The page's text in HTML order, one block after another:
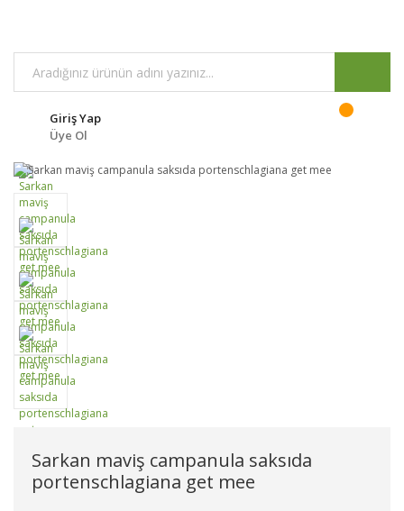
Giriş Yap
Üye Ol
Sarkan maviş campanula saksıda
portenschlagiana get mee